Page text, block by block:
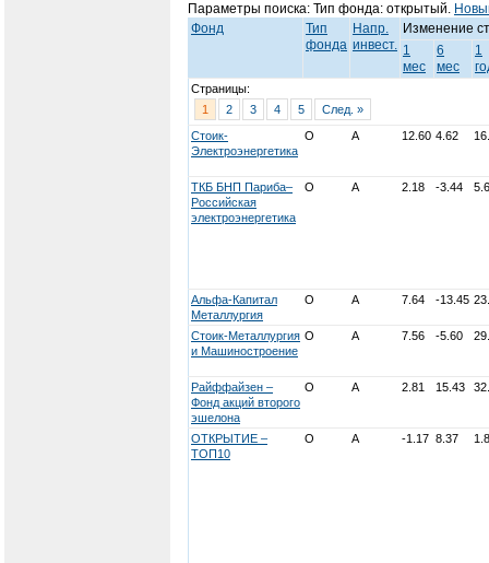
Параметры поиска: Тип фонда: открытый.
Фонд
Тип
фонда
Напр.
инвест.
Изменение
1
мес
6
мес
1
Страницы:
1
2 3 4 5
След. »
Стоик-
Электроэнергетика
О А 12.60 4.62
ТКБ БНП Париба–
Российская
электроэнергетика
О А 2.18 -3.44
Альфа-Капитал
Металлургия
О А 7.64 -13.45
Стоик-Металлургия
и Машиностроение
О А 7.56 -5.60
Райффайзен –
Фонд акций второго
эшелона
О А 2.81 15.43
ОТКРЫТИЕ –
ТОП10
О А -1.17 8.37